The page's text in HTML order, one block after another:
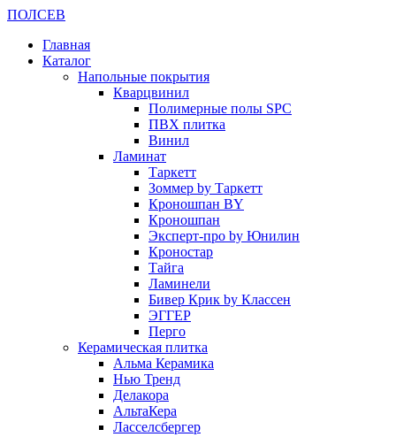
ПОЛСЕВ
Главная
Каталог
Напольные покрытия
Кварцвинил
Полимерные полы SPC
ПВХ плитка
Винил
Ламинат
Таркетт
Зоммер by Таркетт
Кроношпан BY
Кроношпан
Эксперт-про by Юнилин
Кроностар
Тайга
Ламинели
Бивер Крик by Классен
ЭГГЕР
Перго
Керамическая плитка
Альма Керамика
Нью Тренд
Делакора
АльтаКера
Ласселсбергер